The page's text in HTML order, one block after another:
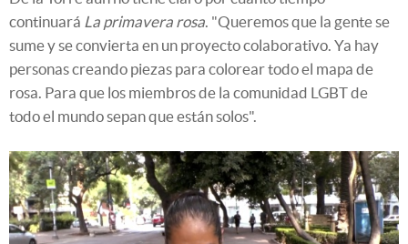
continuará La primavera rosa. "Queremos que la gente se
sume y se convierta en un proyecto colaborativo. Ya hay
personas creando piezas para colorear todo el mapa de
rosa. Para que los miembros de la comunidad LGBT de
todo el mundo sepan que están solos".